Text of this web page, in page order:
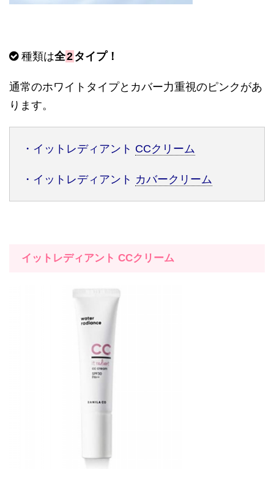
種類は全2 タイプ！
通常のホワイトタイプとカバー力重視のピンクがあ
ります。
・イットレディアント CCクリーム
・イットレディアント カバークリーム
イットレディアント CCクリーム